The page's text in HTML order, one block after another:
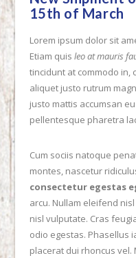
15th of March
Lorem ipsum dolor sit
Etiam quis leo at mauris
tincidunt at commodo in,
aliquet justo rutrum
justo mattis accumsan
pellentesque pharetra
Cum sociis natoque
montes, nascetur
consectetur egestas
arcu. Nullam eleifend
nisl vulputate. Cras
odio egestas. Phasellus
placerat dui rhoncus